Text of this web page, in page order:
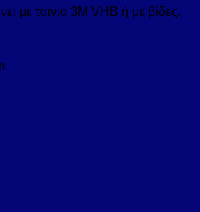
με ταινία 3Μ VHB ή με βίδες.